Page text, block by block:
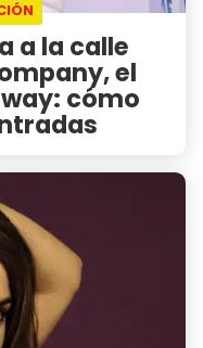
a la calle
el
cómo